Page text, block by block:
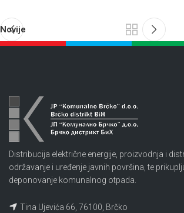
Novije
Distribucija električne energije, proizvodnja i
održavanje i uređenje javnih površina, te
deponovanje komunalnog otpada.
Tina Ujevića 66, 76100, Brčko